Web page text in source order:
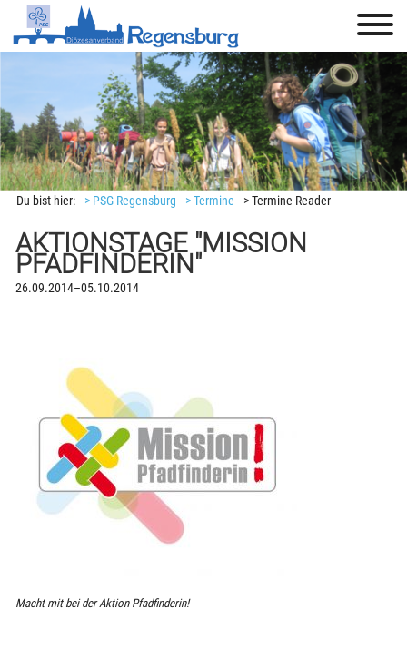
Du bist hier: > PSG Regensburg > Termine > Termine Reader
AKTIONSTAGE "MISSION
PFADFINDERIN"
26.09.2014–05.10.2014
Macht mit bei der Aktion Pfadfinderin!